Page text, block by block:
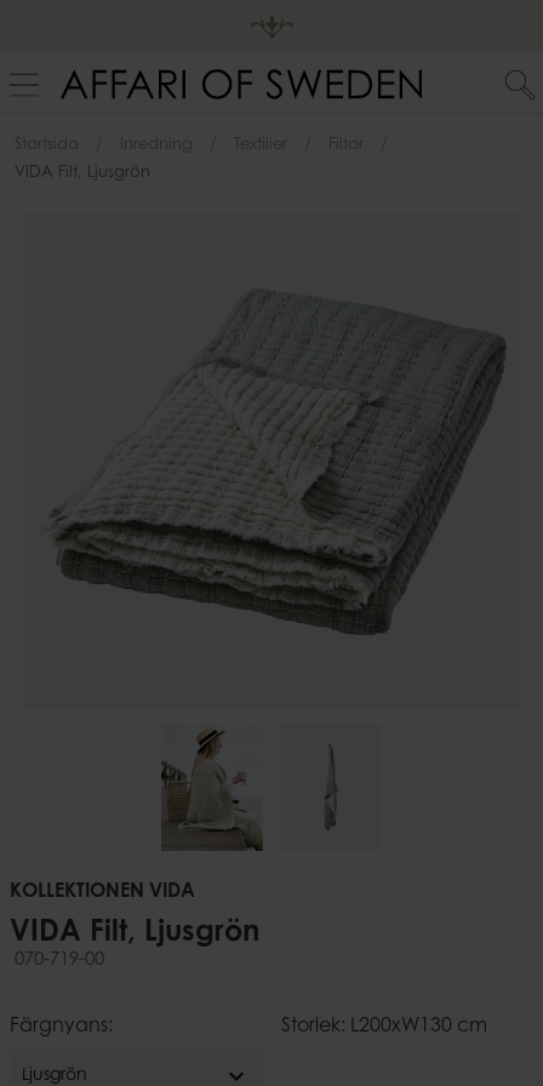
Startsida Inredning Textilier
Filtar
VIDA Filt, Ljusgrön
KOLLEKTIONEN VIDA
VIDA Filt, Ljusgrön
070-719-00
Färgnyans:
Ljusgrön expand_more
Storlek: L200xW130 cm